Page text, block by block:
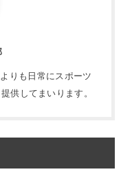
りも日常にスポーツ
供してまいります。